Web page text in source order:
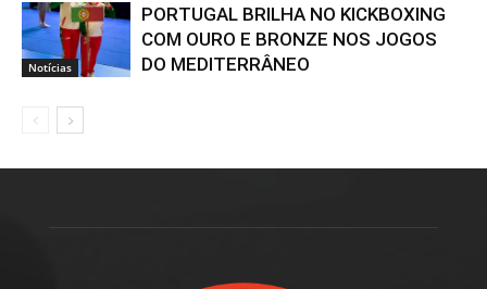
Notícias
PORTUGAL BRILHA NO KICKBOXING
COM OURO E BRONZE NOS JOGOS
DO MEDITERRÂNEO